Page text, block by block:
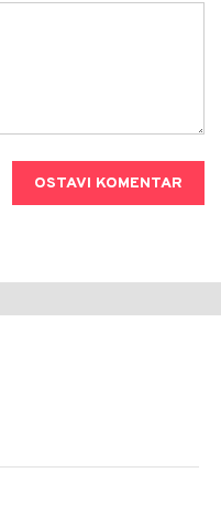
OSTAVI KOMENTAR